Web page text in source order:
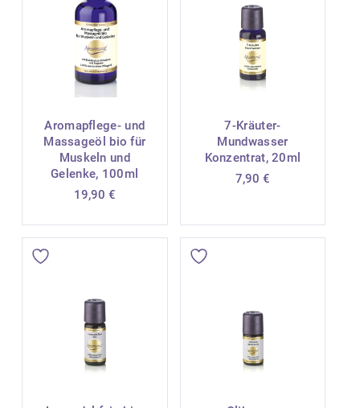
Aromapflege- und
Massageöl bio für
Muskeln und
Gelenke, 100ml
19,90 €
7-Kräuter-
Mundwasser
Konzentrat, 20ml
7,90 €